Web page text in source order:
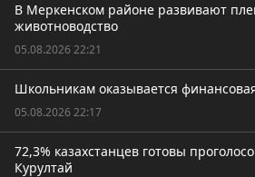
В Меркенском районе развивают
животноводство
05.08.2026 22:21
Школьникам оказывается
05.08.2026 22:17
72,3% казахстанцев готовы
Курултай